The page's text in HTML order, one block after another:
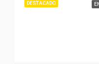
DESTACADO